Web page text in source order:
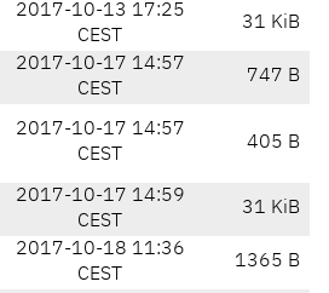
2017-10-13 17:25
CEST
31 KiB
2017-10-17 14:57
CEST
747 B
2017-10-17 14:57
CEST
405 B
2017-10-17 14:59
CEST
31 KiB
2017-10-18 11:36
CEST
1365 B